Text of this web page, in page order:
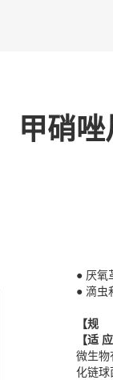
甲硝唑
● 厌氧
● 滴虫
【规
【适
微生物
化链球